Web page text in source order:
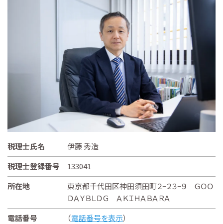
税理士氏名
伊藤 秀造
税理士登録番号
133041
所在地
東京都千代田区神田須田町２−２３−９ ＧＯＯ
ＤＡＹＢＬＤＧ ＡＫＩＨＡＢＡＲＡ
電話番号
（電話番号を表示）